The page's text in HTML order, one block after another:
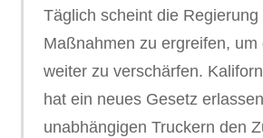
Täglich scheint die Regierung
Maßnahmen zu ergreifen, um
weiter zu verschärfen.
hat ein neues Gesetz
unabhängigen Truckern den